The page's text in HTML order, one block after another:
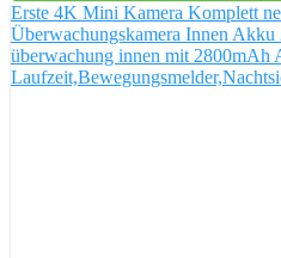
Erste 4K Mini Kamera Komplett
Überwachungskamera Innen
überwachung innen mit 2800mAh